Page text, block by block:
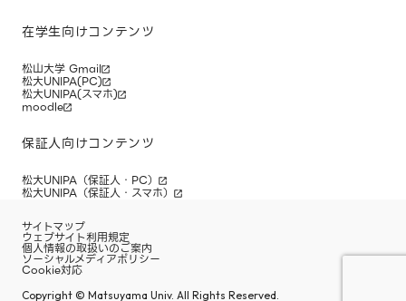
研究者・企業のみなさま
在学生向けコンテンツ
松山大学 Gmail
松大UNIPA(PC)
松大UNIPA(スマホ)
moodle
保証人向けコンテンツ
松大UNIPA（保証人・PC）
松大UNIPA（保証人・スマホ）
サイトマップ
ウェブサイト利用規定
個人情報の取扱いのご案内
ソーシャルメディアポリシー
Cookie対応
Copyright © Matsuyama Univ. All Rights Reserved.